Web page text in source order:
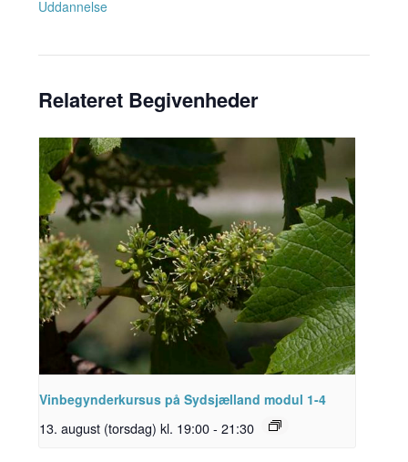
Uddannelse
Relateret Begivenheder
Vinbegynderkursus på Sydsjælland modul 1-4
13. august (torsdag) kl. 19:00 - 21:30